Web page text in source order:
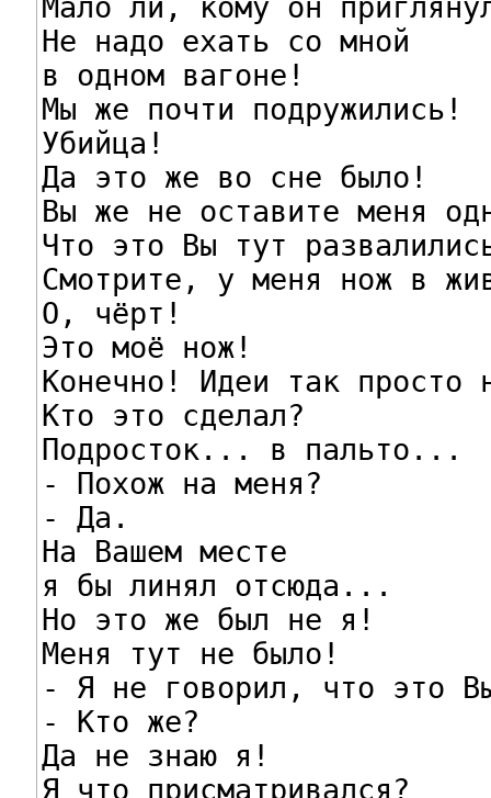
Не надо ехать со мной
в одном вагоне!
Мы же почти подружились!
Убийца!
Да это же во сне было!
Вы же не оставите меня
Что это Вы тут
Смотрите, у меня нож в
О, чёрт!
Это моё нож!
Конечно! Идеи так просто
Кто это сделал?
Подросток... в пальто...
- Похож на меня?
- Да.
На Вашем месте
я бы линял отсюда...
Но это же был не я!
Меня тут не было!
- Я не говорил, что это
- Кто же?
Да не знаю я!
Я что присматривался?